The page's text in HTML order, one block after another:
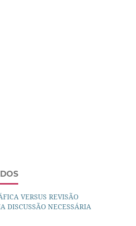
VERSUS REVISÃO
DISCUSSÃO NECESSÁRIA